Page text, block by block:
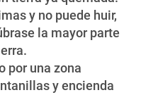
y no puede huir,
la mayor parte
por una zona
y encienda